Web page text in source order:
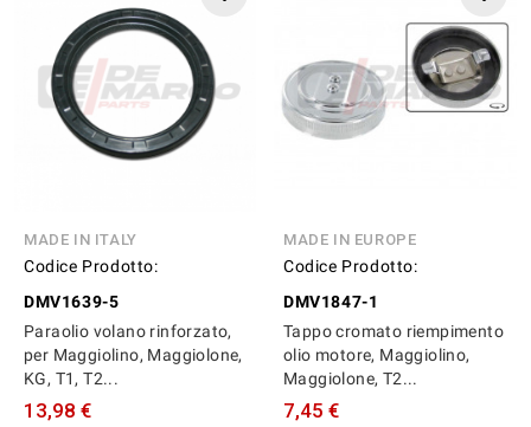
MADE IN ITALY
Codice Prodotto:
DMV1639-5
Paraolio volano rinforzato,
per Maggiolino, Maggiolone,
KG, T1, T2...
13,98 €
MADE IN EUROPE
Codice Prodotto:
DMV1847-1
Tappo cromato riempimento
olio motore, Maggiolino,
Maggiolone, T2...
7,45 €